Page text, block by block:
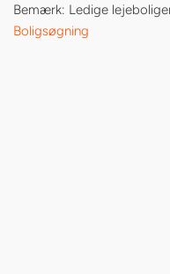
Bemærk: Ledige
Boligsøgning